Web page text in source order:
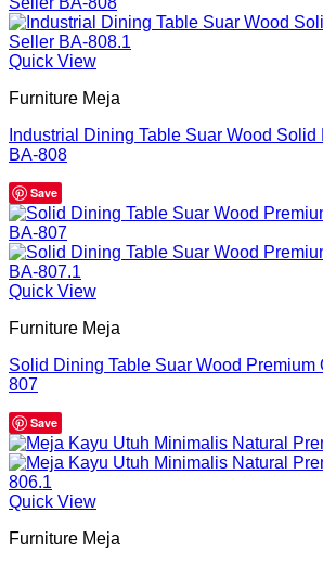
Quick View
Furniture Meja
Industrial Dining Table Suar Wood
BA-808
Save
Quick View
Furniture Meja
Solid Dining Table Suar Wood Premium
807
Save
Quick View
Furniture Meja